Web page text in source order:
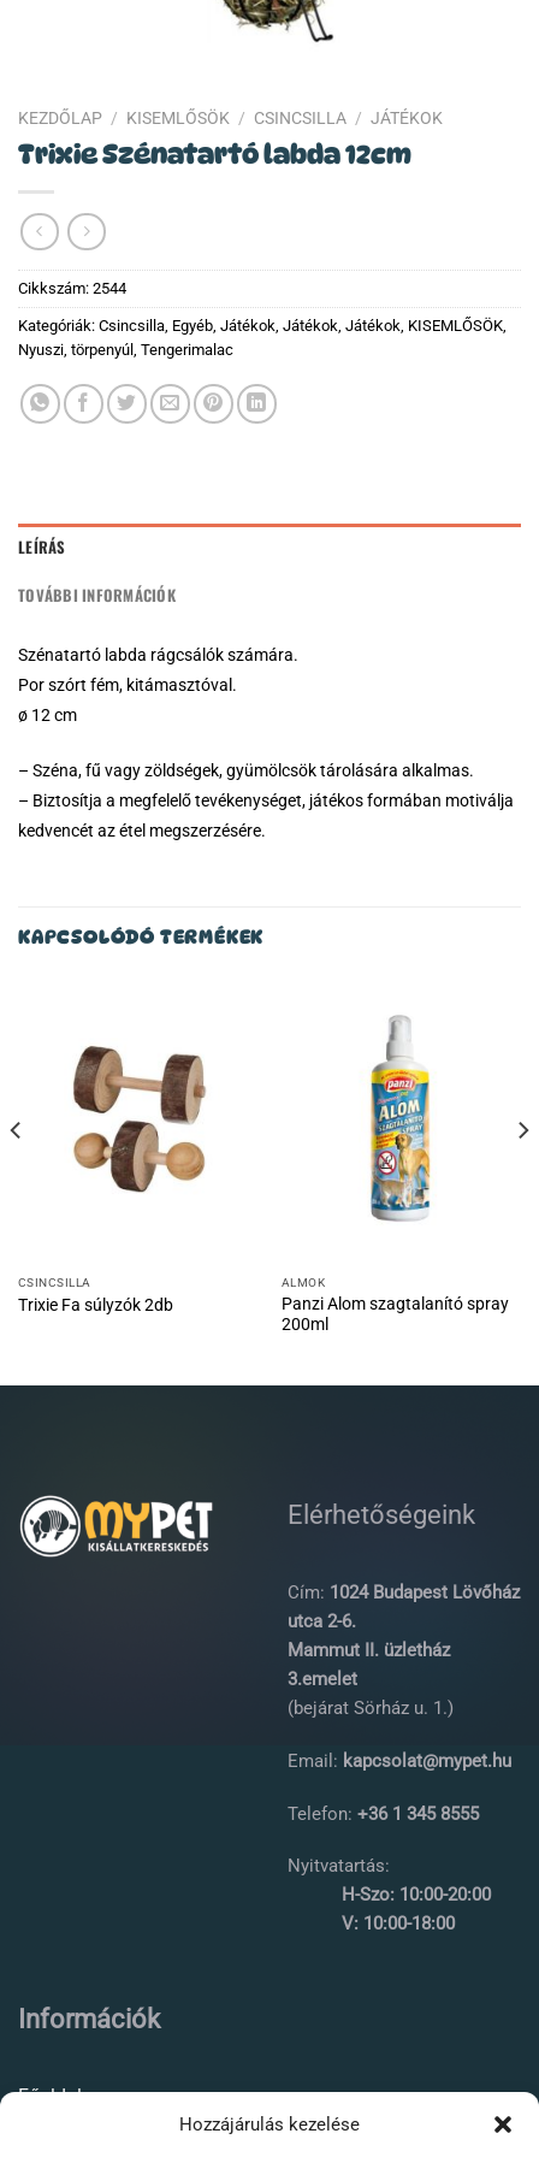
Hozzájárulás kezelése
KEZDŐLAP / KISEMLŐSÖK / CSINCSILLA / JÁTÉKOK
Trixie Szénatartó labda 12cm
Cikkszám: 2544
Kategóriák: Csincsilla, Egyéb, Játékok, Játékok, Játékok, KISEMLŐSÖK,
Nyuszi, törpenyúl , Tengerimalac
LEÍRÁS
TOVÁBBI INFORMÁCIÓK
Szénatartó labda rágcsálók számára.
Por szórt fém, kitámasztóval.
ø 12 cm
– Széna, fű vagy zöldségek, gyümölcsök tárolására alkalmas.
– Biztosítja a megfelelő tevékenységet, játékos formában motiválja
kedvencét az étel megszerzésére.
KAPCSOLÓDÓ TERMÉKEK
CSINCSILLA
Trixie Fa súlyzók 2db
ALMOK
Panzi Alom szagtalanító spray
200ml
Elérhetőségeink
Cím: 1024 Budapest Lövőház
utca 2-6.
Mammut II. üzletház
3.emelet
(bejárat Sörház u. 1.)
Email: kapcsolat@mypet.hu
Telefon: +36 1 345 8555
Nyitvatartás:
H-Szo: 10:00-20:00
V: 10:00-18:00
Információk
Főoldal